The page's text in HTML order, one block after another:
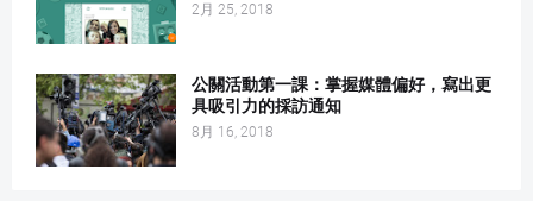
2月 25, 2018
公關活動第一課：掌握媒體偏好，寫出更
具吸引力的採訪通知
8月 16, 2018